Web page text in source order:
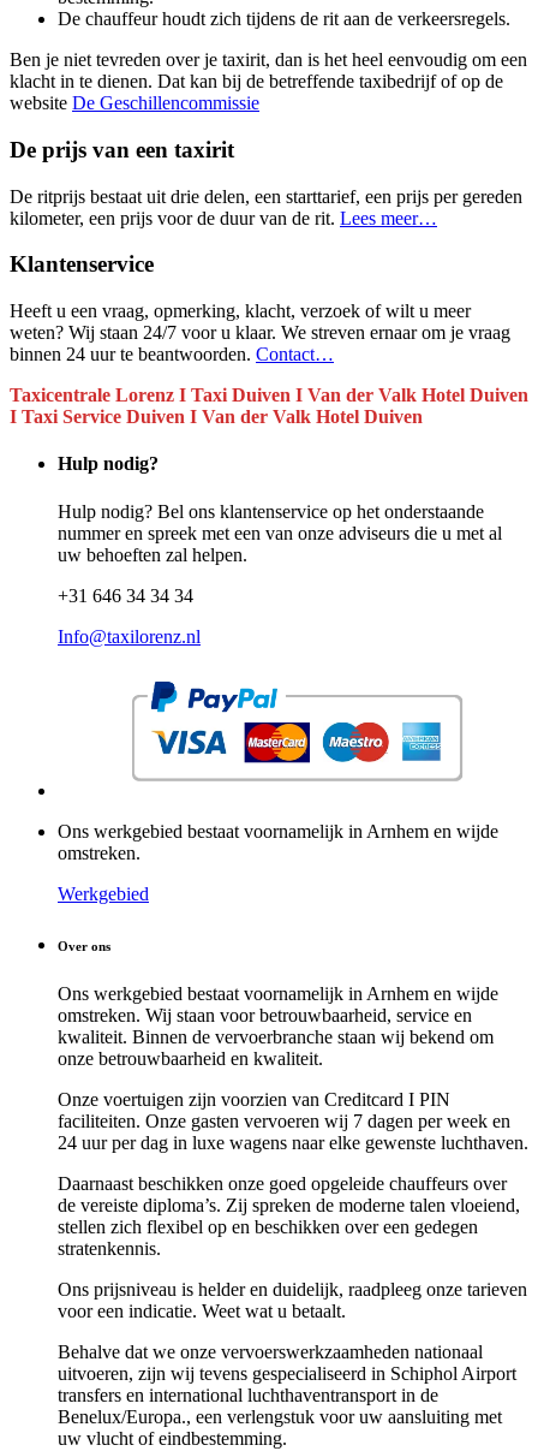
De chauffeur houdt zich tijdens de rit aan de verkeersregels.
Ben je niet tevreden over je taxirit, dan is het heel eenvoudig om een
klacht in te dienen. Dat kan bij de betreffende taxibedrijf of op de
website De Geschillencommissie
De prijs van een taxirit
De ritprijs bestaat uit drie delen, een starttarief, een prijs per gereden
kilometer, een prijs voor de duur van de rit. Lees meer…
Klantenservice
Heeft u een vraag, opmerking, klacht, verzoek of wilt u meer
weten? Wij staan 24/7 voor u klaar. We streven ernaar om je vraag
binnen 24 uur te beantwoorden. Contact…
Taxicentrale Lorenz I Taxi Duiven I Van der Valk Hotel Duiven
I Taxi Service Duiven I Van der Valk Hotel Duiven
Hulp nodig?
Hulp nodig? Bel ons klantenservice op het onderstaande
nummer en spreek met een van onze adviseurs die u met al
uw behoeften zal helpen.
+31 646 34 34 34
Info@taxilorenz.nl
Ons werkgebied bestaat voornamelijk in Arnhem en wijde
omstreken.
Werkgebied
Over ons
Ons werkgebied bestaat voornamelijk in Arnhem en wijde
omstreken. Wij staan voor betrouwbaarheid, service en
kwaliteit. Binnen de vervoerbranche staan wij bekend om
onze betrouwbaarheid en kwaliteit.
Onze voertuigen zijn voorzien van Creditcard I PIN
faciliteiten. Onze gasten vervoeren wij 7 dagen per week en
24 uur per dag in luxe wagens naar elke gewenste luchthaven.
Daarnaast beschikken onze goed opgeleide chauffeurs over
de vereiste diploma’s. Zij spreken de moderne talen vloeiend,
stellen zich flexibel op en beschikken over een gedegen
stratenkennis.
Ons prijsniveau is helder en duidelijk, raadpleeg onze tarieven
voor een indicatie. Weet wat u betaalt.
Behalve dat we onze vervoerswerkzaamheden nationaal
uitvoeren, zijn wij tevens gespecialiseerd in Schiphol Airport
transfers en international luchthaventransport in de
Benelux/Europa., een verlengstuk voor uw aansluiting met
uw vlucht of eindbestemming.